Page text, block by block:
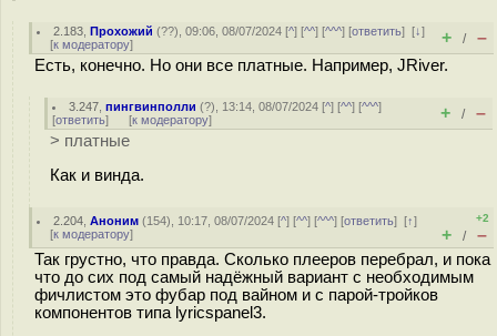
2.183 ,Прохожий (??), 09:06, 08/07/2024 [^] [^^] [^^^] [ответить][↓]
[к модератору] + / –
Есть, конечно. Но они все платные. Например, JRiver.
3.247 ,пингвинполли (?), 13:14, 08/07/2024 [^] [^^] [^^^]
[ответить] [к модератору] + / –
> платные
Как и винда.
2.204 ,Аноним (154), 10:17, 08/07/2024 [^] [^^] [^^^] [ответить][↑]
[к модератору]
+2
+ / –
Так грустно, что правда. Сколько плееров перебрал, и пока
что до сих под самый надёжный вариант с необходимым
фичлистом это фубар под вайном и с парой-тройков
компонентов типа lyricspanel3.